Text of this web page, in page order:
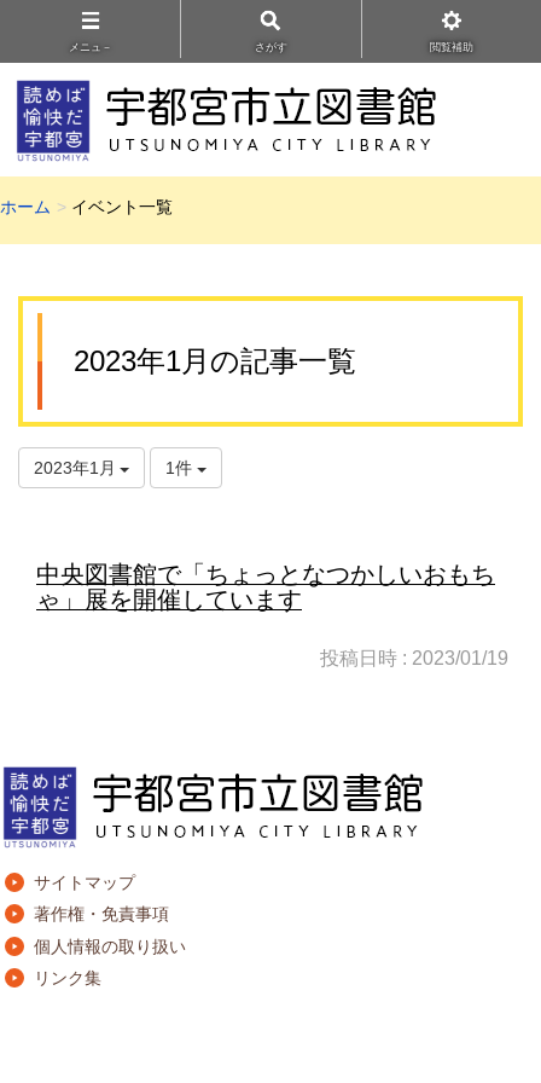
メニュ－ さがす 閲覧補助
ホーム イベント一覧
2023年1月の記事一覧
2023年1月 1件
中央図書館で「ちょっとなつかしいおもち
ゃ」展を開催しています
投稿日時 : 2023/01/19
サイトマップ
著作権・免責事項
個人情報の取り扱い
リンク集